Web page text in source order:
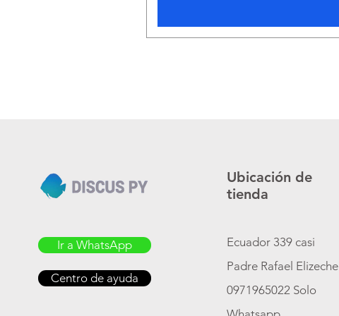
Ir a WhatsApp
Centro de ayuda
Ubicación de
tienda
Ecuador 339 casi
Padre Rafael Elizeche
0971965022 Solo